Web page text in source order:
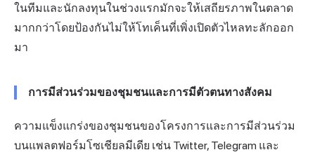
ในทีมและนักลงทุนในช่วงแรกมักจะให้เสถียรภาพในตลาด
มากกว่าโดยป้องกันไม่ให้โทเค็นที่เพิ่งเปิดตัวไหลทะลักออก
มา
การมีส่วนร่วมของชุมชนและการมีตัวตนทางสังคม
ความแข็งแกร่งของชุมชนของโครงการและการมีส่วนร่วม
บนแพลตฟอร์มโซเชียลมีเดีย เช่น Twitter, Telegram และ